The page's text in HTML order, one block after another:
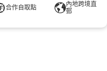
合作自取點
內地跨境直
郵